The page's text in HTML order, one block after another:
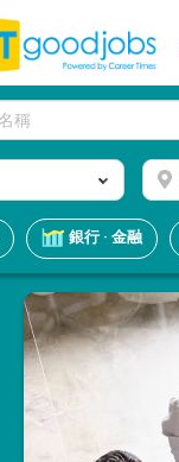
銀行 · 金融